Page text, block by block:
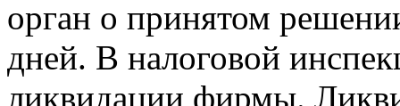
орган о принятом
дней. В налоговой
ликвидации фирмы.